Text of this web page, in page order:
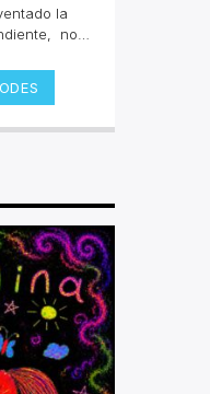
la
nos
la historia
sus
que
a toda
Desde el
contra
Con
reivindicar
que esta
para la